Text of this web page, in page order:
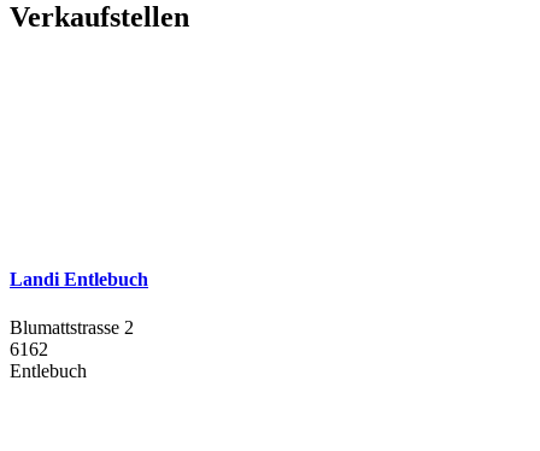
Verkaufstellen
Landi Entlebuch
Blumattstrasse 2
6162
Entlebuch